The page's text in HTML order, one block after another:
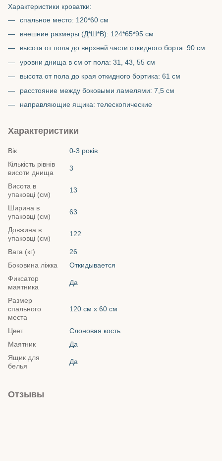
Характеристики кроватки:
спальное место: 120*60 см
внешние размеры (Д*Ш*В): 124*65*95 см
высота от пола до верхней части откидного борта: 90 см
уровни днища в см от пола: 31, 43, 55 см
высота от пола до края откидного бортика: 61 см
расстояние между боковыми ламелями: 7,5 см
направляющие ящика: телескопические
Характеристики
Вік
0-3 років
Кількість рівнів
висоти днища
3
Висота в
упаковці (см)
13
Ширина в
упаковці (см)
63
Довжина в
упаковці (см)
122
Вага (кг)
26
Боковина ліжка
Откидывается
Фиксатор
маятника
Да
Размер
спального
места
120 см х 60 см
Цвет
Слоновая кость
Маятник
Да
Ящик для
белья
Да
Отзывы